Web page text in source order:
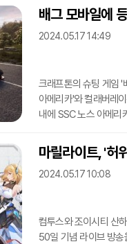
게임 산업 컨퍼런스 위
컴투스플랫폼은 후원
지원한다. 구체적으로
배그 모바일에
2024.05.17 14:49
크래프톤의 슈팅 게임 '
아메리카'와 컬래버레
내에 SSC 노스 아메리
불린다.또 컬래버레이
'크래프트 그라운드 모
9일까지 약 2개월이다
마릴라이트, '허
2024.05.17 10:08
컴투스와 조이시티 산
50일 기념 라이브 방송